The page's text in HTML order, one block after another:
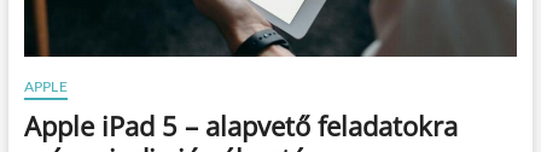
APPLE
Apple iPad 5 – alapvető feladatokra